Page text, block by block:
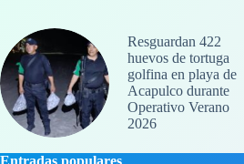
Resguardan 422
huevos de tortuga
golfina en playa de
Acapulco durante
Operativo Verano
2026